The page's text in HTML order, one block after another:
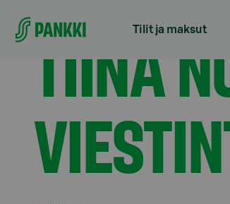
Tilit ja maksut
TIINA